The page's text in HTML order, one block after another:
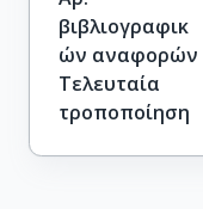
βιβλιογραφικ
ών αναφορών
Τελευταία
τροποποίηση